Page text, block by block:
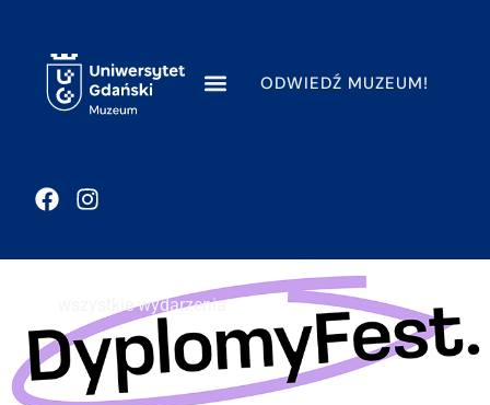
ODWIEDŹ MUZEUM!
wszystkie wydarzenia